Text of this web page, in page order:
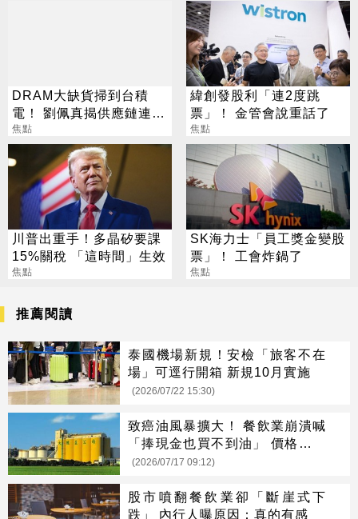
DRAM大缺貨掃到台積
電！ 劉佩真揭供應鏈連鎖
效應
焦點
緯創發股利「連2度跳
票」！ 金管會說重話了
焦點
川普出重手！多晶矽要課
15%關稅 「這時間」生效
焦點
SK海力士「員工獎金變股
票」！ 工會炸鍋了
焦點
推薦閱讀
泰國機場新規！安檢「旅客不在
場」可逕行開箱 新規10月實施
(2026/07/22 15:30)
致癌油風暴擴大！ 餐飲業崩潰喊
「捧現金也買不到油」 價格恐暴
漲5成
(2026/07/17 09:12)
股市噴翻餐飲業卻「斷崖式下
跌」 內行人曝原因：真的有感